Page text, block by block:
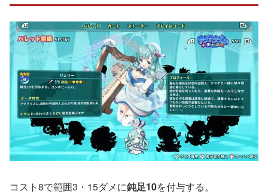
コスト8で範囲3・15ダメに鈍足10を付与する。